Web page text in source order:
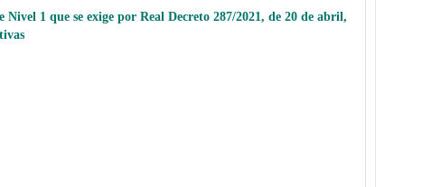
1 que se exige por Real Decreto 287/2021, de 20 de abril,